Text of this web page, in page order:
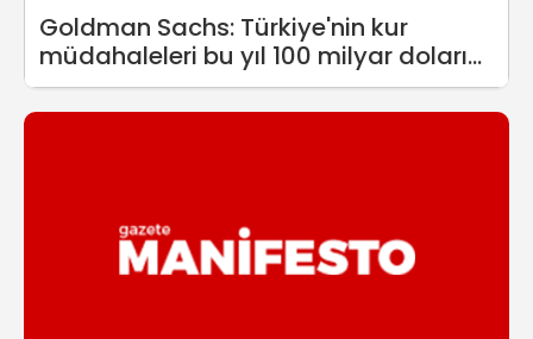
Goldman Sachs: Türkiye'nin kur
müdahaleleri bu yıl 100 milyar doları
aştı